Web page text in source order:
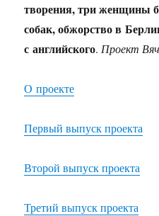
творения, три женщины
собак, обжорство в
с английского. Проект
О проекте
Первый выпуск проекта
Второй выпуск проекта
Третий выпуск проекта